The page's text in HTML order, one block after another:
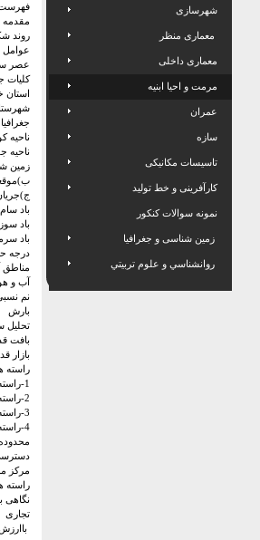
مقدمه
روند
عوامل
عصر
کلیات
استان
ناحیه
ناحیه
زمین
باد سام
باد سوز
باد
درجه
مناطق
آب و
نم
بارش
تحلیل
بافت
بازار
راسته
1-راسته آهنگران
2-راسته بزازان
3-راسته شيريني فروشان
4-راسته خراطان
مرکز
راسته
نگاهی
تجاری
شهرسازی
معماری منظر
معماری داخلی
مرمت و احیا ابنیه
عمران
سازه
تاسیسات مکانیکی
کارآفرینی و خط تولید
نمونه سوالات کنکور
زمین شناسی و جغرافیا
روانشناسي و علوم تربيتي